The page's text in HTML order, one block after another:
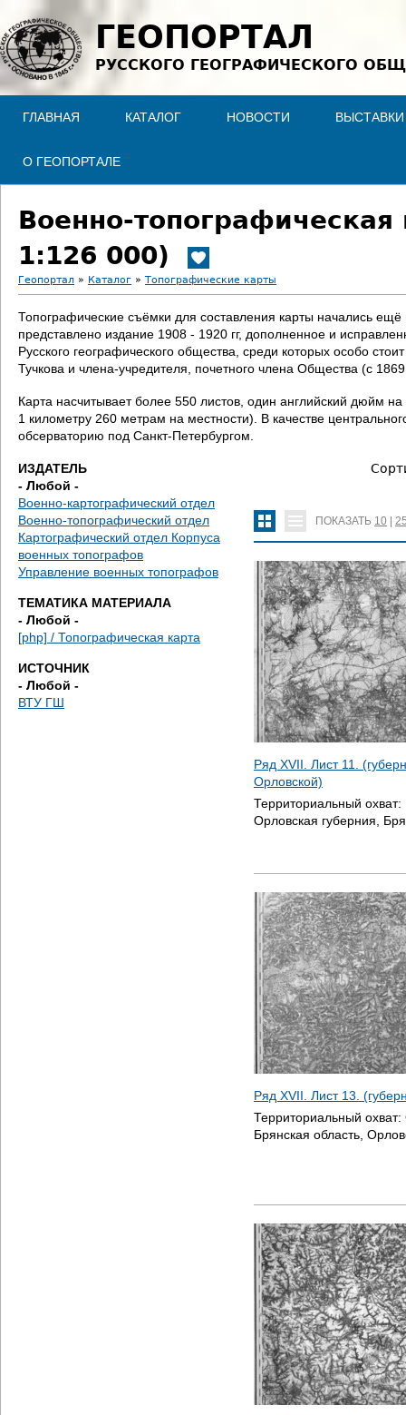
ГЕОПОРТАЛ
РУССКОГО ГЕОГРАФИЧЕСКОГО
ГЛАВНАЯ КАТАЛОГ НОВОСТИ ВЫСТАВКИ
О ГЕОПОРТАЛЕ
Военно-
1:126 000)
В
ы
з
д
с
ь
Геопортал » Каталог » Топографические карты
Топографические съёмки для составления карты начались
представлено издание 1908 - 1920 гг, дополненное и
Русского географического общества, среди которых особо
Тучкова и члена-учредителя, почетного члена Общества (с
Карта насчитывает более 550 листов, один английский дюйм
1 километру 260 метрам на местности). В качестве
обсерваторию под Санкт-Петербургом.
ИЗДАТЕЛЬ
- Любой -
Военно-картографический отдел
Военно-топографический отдел
Картографический отдел Корпуса
военных топографов
Управление военных топографов
ТЕМАТИКА МАТЕРИАЛА
- Любой -
[php] / Топографическая карта
ИСТОЧНИК
- Любой -
ВТУ ГШ
ПОКАЗАТЬ 10 |
Ряд XVII. Лист 11.
Орловской)
Территориальный охват:
Орловская губерния,
Ряд XVII. Лист 13.
Территориальный охват:
Брянская область,